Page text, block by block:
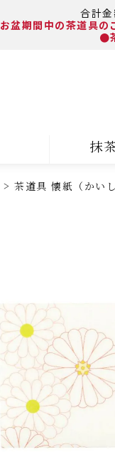
合計
お盆期間中の茶道具の
●
抹
茶道具 懐紙（かい